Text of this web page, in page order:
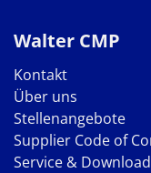
Walter CMP
Kontakt
Über uns
Stellenangebote
Supplier Code of
Service &